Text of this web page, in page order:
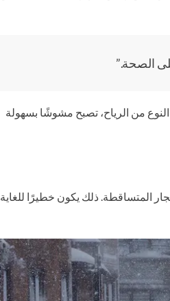
الصحة.”
النوع من الرياح، تصبح مشوشًا بسهولة
المتساقطة. ذلك يكون خطيرًا للغاية